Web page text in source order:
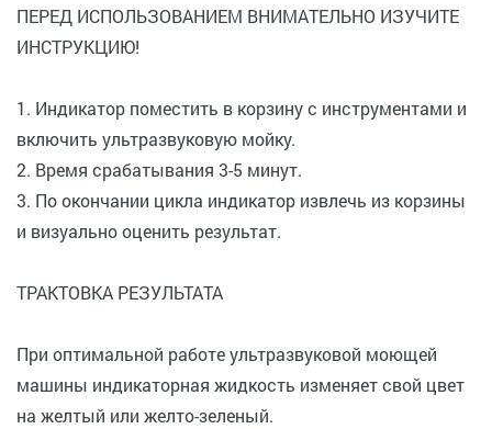
ПЕРЕД ИСПОЛЬЗОВАНИЕМ ВНИМАТЕЛЬНО ИЗУЧИТЕ
ИНСТРУКЦИЮ!
1. Индикатор поместить в корзину с инструментами и
включить ультразвуковую мойку.
2. Время срабатывания 3-5 минут.
3. По окончании цикла индикатор извлечь из корзины
и визуально оценить результат.
ТРАКТОВКА РЕЗУЛЬТАТА
При оптимальной работе ультразвуковой моющей
машины индикаторная жидкость изменяет свой цвет
на желтый или желто-зеленый.